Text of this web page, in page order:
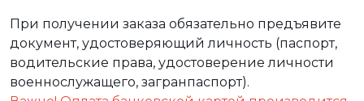
При получении заказа обязательно предъявите
документ, удостоверяющий личность (паспорт,
водительские права, удостоверение личности
военнослужащего, загранпаспорт).